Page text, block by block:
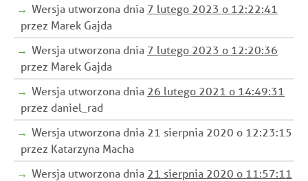
Wersja utworzona dnia 7 lutego 2023 o 12:22:41
przez Marek Gajda
Wersja utworzona dnia 7 lutego 2023 o 12:20:36
przez Marek Gajda
Wersja utworzona dnia 26 lutego 2021 o 14:49:31
przez daniel_rad
Wersja utworzona dnia 21 sierpnia 2020 o 12:23:15
przez Katarzyna Macha
Wersja utworzona dnia 21 sierpnia 2020 o 11:57:11